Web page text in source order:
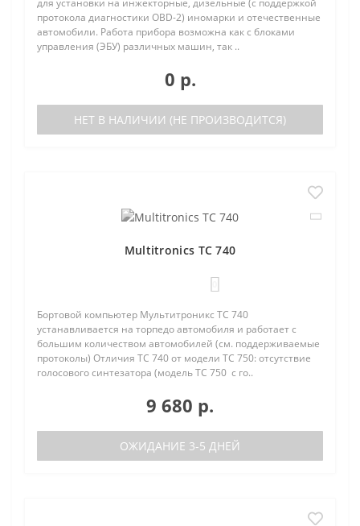
для установки на инжекторные, дизельные (с поддержкой
протокола диагностики OBD-2) иномарки и отечественные
автомобили. Работа прибора возможна как с блоками
управления (ЭБУ) различных машин, так ..
0 р.
НЕТ В НАЛИЧИИ (НЕ ПРОИЗВОДИТСЯ)
Multitronics TC 740
Бортовой компьютер Мультитроникс TC 740
устанавливается на торпедо автомобиля и работает с
большим количеством автомобилей (см. поддерживаемые
протоколы) Отличия TC 740 от модели TC 750: отсутствие
голосового синтезатора (модель TC 750 с го..
9 680 р.
ОЖИДАНИЕ 3-5 ДНЕЙ